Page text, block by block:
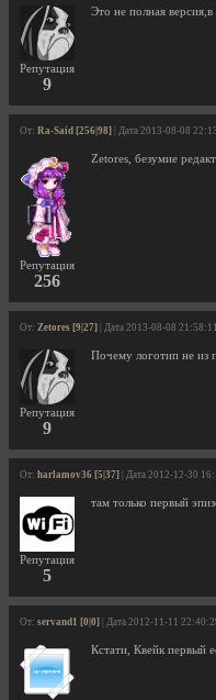
Репутация
9
Это не полная
От: Ra-Said [256|98] | Дата 2013-08-08
Репутация
256
Zetores, безумие
От: Zetores [9|27] | Дата 2013-08-08 21:58:11
Репутация
9
Почему логотип не из
От: harlamov36 [5|37] | Дата 2012-12-30
Репутация
5
там только первый
От: servand1 [0|0] | Дата 2012-11-11
Кстати, Квейк первый